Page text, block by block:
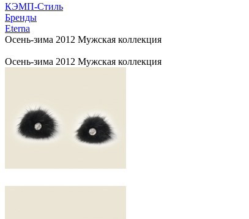
КЭМП-Стиль
Бренды
Eterna
Осень-зима 2012 Мужская коллекция
Осень-зима 2012 Мужская коллекция